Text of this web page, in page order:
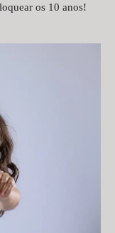
os 10 anos!